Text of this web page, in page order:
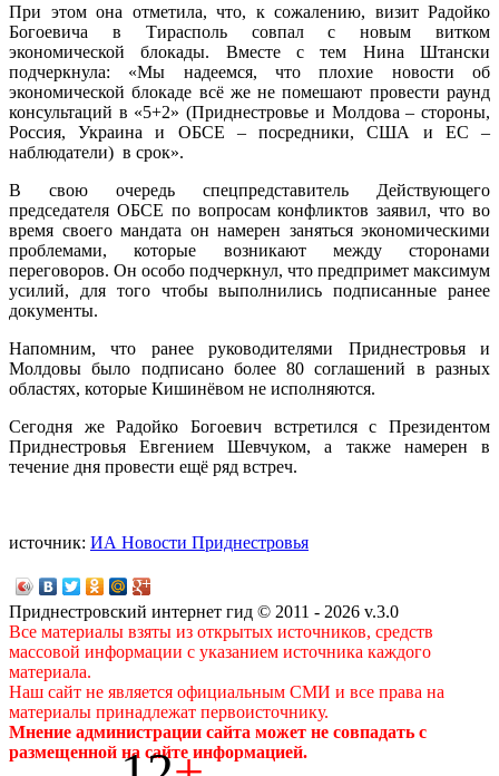
При этом она отметила, что, к сожалению, визит Радойко
Богоевича в Тирасполь совпал с новым витком
экономической блокады. Вместе с тем Нина Штански
подчеркнула: «Мы надеемся, что плохие новости об
экономической блокаде всё же не помешают провести раунд
консультаций в «5+2» (Приднестровье и Молдова – стороны,
Россия, Украина и ОБСЕ – посредники, США и ЕС –
наблюдатели) в срок».
В свою очередь спецпредставитель Действующего
председателя ОБСЕ по вопросам конфликтов заявил, что во
время своего мандата он намерен заняться экономическими
проблемами, которые возникают между сторонами
переговоров. Он особо подчеркнул, что предпримет максимум
усилий, для того чтобы выполнились подписанные ранее
документы.
Напомним, что ранее руководителями Приднестровья и
Молдовы было подписано более 80 соглашений в разных
областях, которые Кишинёвом не исполняются.
Сегодня же Радойко Богоевич встретился с Президентом
Приднестровья Евгением Шевчуком, а также намерен в
течение дня провести ещё ряд встреч.
источник: ИА Новости Приднестровья
Приднестровский интернет гид © 2011 - 2026 v.3.0
Все материалы взяты из открытых источников, средств
массовой информации с указанием источника каждого
материала.
Наш сайт не является официальным СМИ и все права на
материалы принадлежат первоисточнику.
Мнение администрации сайта может не совпадать с
размещенной на сайте информацией.